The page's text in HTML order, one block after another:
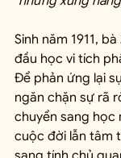
Sinh năm 1911,
đầu học vi tích
Để phản ứng lại
ngăn chặn sự rã
chuyển sang học
cuộc đời lẫn tâm